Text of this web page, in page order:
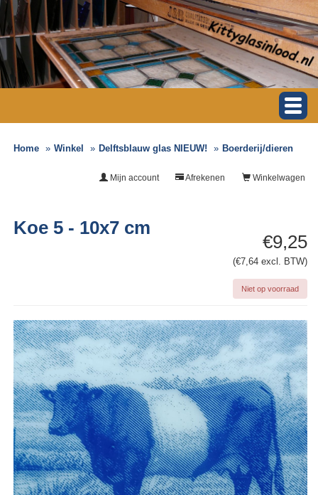
Home Winkel Delftsblauw glas NIEUW! Boerderij/dieren
Winkelwagen
Afrekenen
Mijn account
€9,25
(€7,64 excl. BTW)
Niet op voorraad
Koe 5 - 10x7 cm